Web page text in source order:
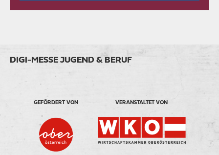
DIGI-MESSE JUGEND & BERUF
GEFÖRDERT VON VERANSTALTET VON